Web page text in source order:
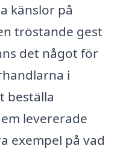
känslor på
tröstande gest
det något för
i
beställa
levererade
exempel på vad